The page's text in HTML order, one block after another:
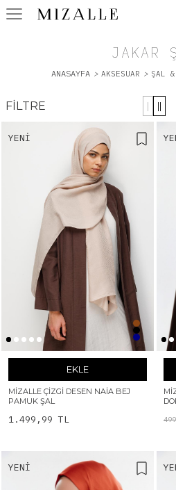
JAKAR
ANASAYFA > AKSESUAR > ŞAL
FILTRE | ||
YENI
EKLE
MIZALLE ÇIZGI DESEN NAIA BEJ
PAMUK ŞAL
1.499,99 TL
YENI